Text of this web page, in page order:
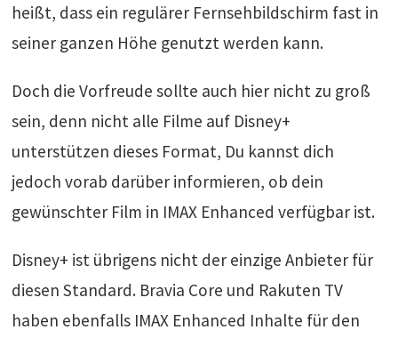
heißt, dass ein regulärer Fernsehbildschirm fast in
seiner ganzen Höhe genutzt werden kann.
Doch die Vorfreude sollte auch hier nicht zu groß
sein, denn nicht alle Filme auf Disney+
unterstützen dieses Format, Du kannst dich
jedoch vorab darüber informieren, ob dein
gewünschter Film in IMAX Enhanced verfügbar ist.
Disney+ ist übrigens nicht der einzige Anbieter für
diesen Standard. Bravia Core und Rakuten TV
haben ebenfalls IMAX Enhanced Inhalte für den